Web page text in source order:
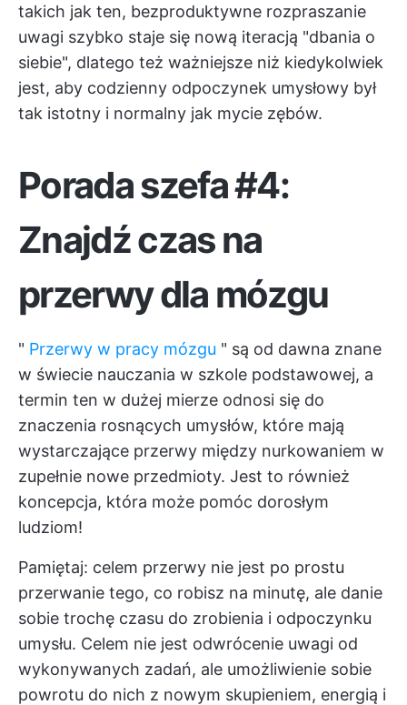
takich jak ten, bezproduktywne rozpraszanie
uwagi szybko staje się nową iteracją "dbania o
siebie", dlatego też ważniejsze niż kiedykolwiek
jest, aby codzienny odpoczynek umysłowy był
tak istotny i normalny jak mycie zębów.
Porada szefa #4:
Znajdź czas na
przerwy dla mózgu
" Przerwy w pracy mózgu " są od dawna znane
w świecie nauczania w szkole podstawowej, a
termin ten w dużej mierze odnosi się do
znaczenia rosnących umysłów, które mają
wystarczające przerwy między nurkowaniem w
zupełnie nowe przedmioty. Jest to również
koncepcja, która może pomóc dorosłym
ludziom!
Pamiętaj: celem przerwy nie jest po prostu
przerwanie tego, co robisz na minutę, ale danie
sobie trochę czasu do zrobienia i odpoczynku
umysłu. Celem nie jest odwrócenie uwagi od
wykonywanych zadań, ale umożliwienie sobie
powrotu do nich z nowym skupieniem, energią i